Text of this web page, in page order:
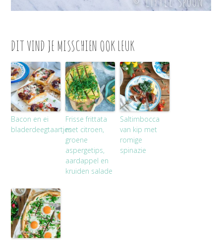
DIT VIND JE MISSCHIEN OOK LEUK
Bacon en ei
bladerdeegtaartjes
Frisse frittata
met citroen,
groene
aspergetips,
aardappel en
kruiden salade
Saltimbocca
van kip met
romige
spinazie